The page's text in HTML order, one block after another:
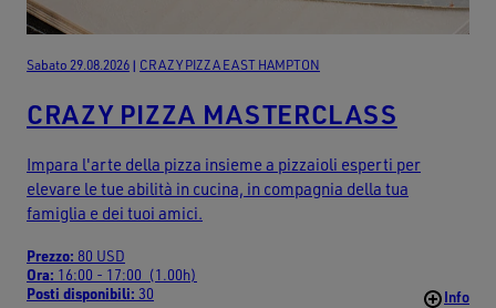
Sabato 29.08.2026 | CRAZY PIZZA EAST HAMPTON
CRAZY PIZZA MASTERCLASS
Impara l'arte della pizza insieme a pizzaioli esperti per
elevare le tue abilità in cucina, in compagnia della tua
famiglia e dei tuoi amici.
Prezzo: 80 USD
Ora: 16:00 - 17:00 (1.00h)
Posti disponibili: 30 Info